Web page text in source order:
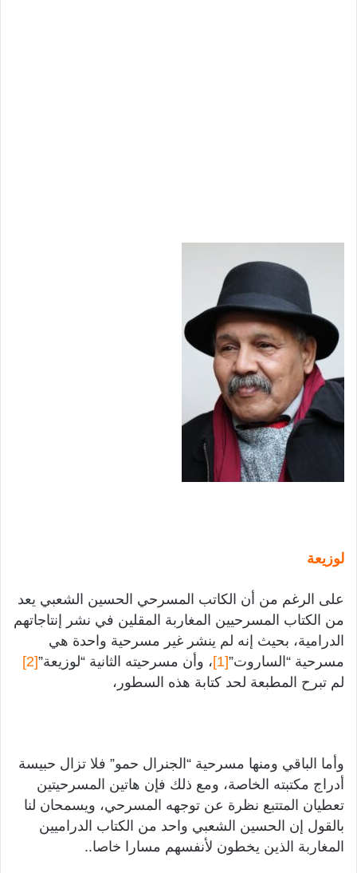
لوزيعة
على الرغم من أن الكاتب المسرحي الحسين الشعبي يعد
من الكتاب المسرحيين المغاربة المقلين في نشر إنتاجاتهم
الدرامية، بحيث إنه لم ينشر غير مسرحية واحدة هي
مسرحية “الساروت”[1] ، وأن مسرحيته الثانية “لوزيعة”[2]
لم تبرح المطبعة لحد كتابة هذه السطور،
وأما الباقي ومنها مسرحية “الجنرال حمو” فلا تزال حبيسة
أدراج مكتبته الخاصة، ومع ذلك فإن هاتين المسرحيتين
تعطيان المتتبع نظرة عن توجهه المسرحي، ويسمحان لنا
بالقول إن الحسين الشعبي واحد من الكتاب الدراميين
المغاربة الذين يخطون لأنفسهم مسارا خاصا..